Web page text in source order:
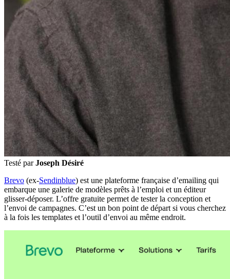
Testé parJoseph Désiré
Brevo (ex-Sendinblue) est une plateforme française d’emailing qui
embarque une galerie de modèles prêts à l’emploi et un éditeur
glisser-déposer. L’offre gratuite permet de tester la conception et
l’envoi de campagnes. C’est un bon point de départ si vous cherchez
à la fois les templates et l’outil d’envoi au même endroit.